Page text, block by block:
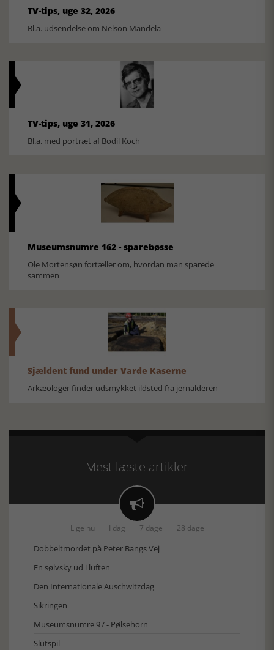
TV-tips, uge 32, 2026
Bl.a. udsendelse om Nelson Mandela
TV-tips, uge 31, 2026
Bl.a. med portræt af Bodil Koch
Museumsnumre 162 - sparebøsse
Ole Mortensøn fortæller om, hvordan man sparede
sammen
Sjældent fund under Varde Kaserne
Arkæologer finder udsmykket ildsted fra jernalderen
Mest læste artikler

Lige nu I dag 7 dage 28 dage
Dobbeltmordet på Peter Bangs Vej
En sølvsky ud i luften
Den Internationale Auschwitzdag
Sikringen
Museumsnumre 97 - Pølsehorn
Slutspil